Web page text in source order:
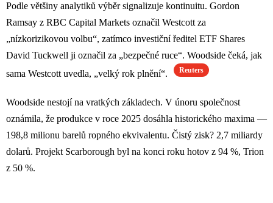
Podle většiny analytiků výběr signalizuje kontinuitu. Gordon
Ramsay z RBC Capital Markets označil Westcott za
„nízkorizikovou volbu“, zatímco investiční ředitel ETF Shares
David Tuckwell ji označil za „bezpečné ruce“. Woodside čeká, jak
sama Westcott uvedla, „velký rok plnění“.
Reuters
Woodside nestojí na vratkých základech. V únoru společnost
oznámila, že produkce v roce 2025 dosáhla historického maxima —
198,8 milionu barelů ropného ekvivalentu. Čistý zisk? 2,7 miliardy
dolarů. Projekt Scarborough byl na konci roku hotov z 94 %, Trion
z 50 %.